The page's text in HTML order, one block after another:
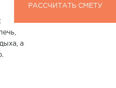
РАССЧИТАТЬ СМЕТУ
РАССЧИТАТЬ СМЕТУ
а